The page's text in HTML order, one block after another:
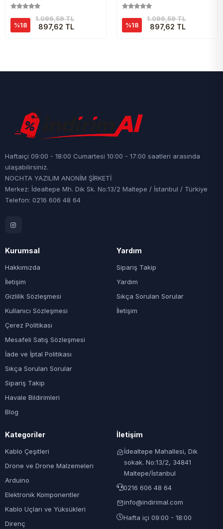
%18
1.096,59 TL
897,62 TL %18
1.096,59 TL
897,62 TL
Haftaiçi 09:00 - 18:00 Cumartesi 10:00 - 17:00 saatleri arasında
ulaşabilirsiniz.
NOCHTA YAZILIM ANONİM ŞİRKETİ
Merkez: İdealtepe Mh. Dik Sk. No:13/2 Maltepe / İstanbul / Türkiye
Telefon: 0216 606 48 64
Kurumsal
Hakkımızda
İletişim
Gizlilik Sözleşmesi
Kullanıcı Sözleşmesi
Çerez Politikası
Mesafeli Satış Sözleşmesi
İade ve İptal Politikası
Sıkça Sorulan Sorular
Sipariş Takip
Havale Bildirimleri
Blog
Yardım
Sipariş Takip
Yardım
Sıkça Sorulan Sorular
İletişim
Kategoriler
Kablo Çeşitleri
Drone ve Drone Malzemeleri
Arduino
Elektronik Komponentler
Kablo Uçları ve Yüksükleri
Direnç
İletişim
İdealtepe Mahallesi, Dik
sokak. No:13/2, 34841
Maltepe/İstanbul
0216 606 48 64
info@indirimal.com
Hafta içi 09:00 - 18:00